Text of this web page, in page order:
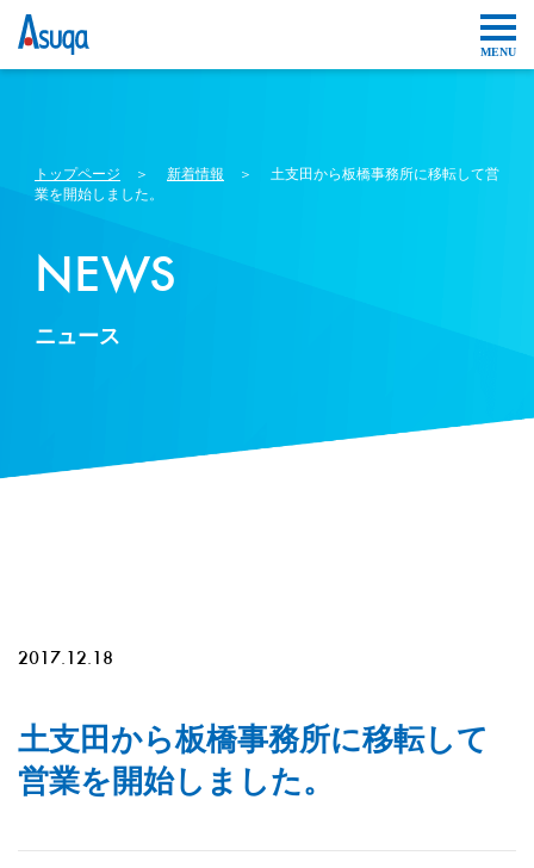
トップページ ＞ 新着情報 ＞ 土支田から板橋事務所に移転して営
業を開始しました。
NEWS
ニュース
2017.12.18
土支田から板橋事務所に移転して
営業を開始しました。